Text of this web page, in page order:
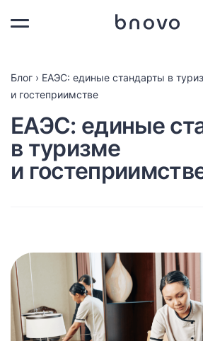
Блог › ЕАЭС: единые стандарты в
и гостеприимстве
ЕАЭС: единые
в туризме
и